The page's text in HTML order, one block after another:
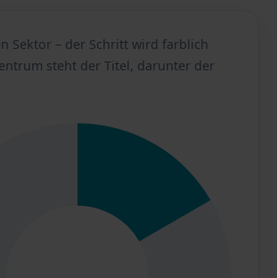
Sektor – der Schritt wird farblich
steht der Titel, darunter der